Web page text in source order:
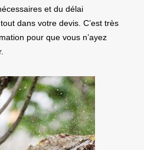
et du délai
dans votre devis. C’est très
pour que vous n’ayez